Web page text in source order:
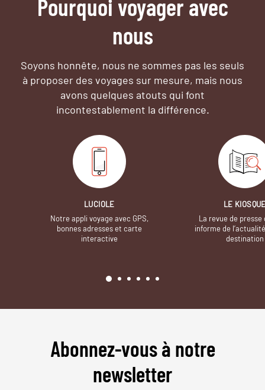
Pourquoi voyager avec
nous
Soyons honnête, nous ne sommes pas les seuls
à proposer des voyages sur mesure, mais nous
avons quelques atouts qui font
incontestablement la différence.
LUCIOLE
Notre appli voyage avec GPS,
bonnes adresses et carte
interactive
LE
La revue de presse
informe de
destination
Abonnez-vous à notre
newsletter